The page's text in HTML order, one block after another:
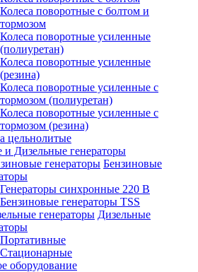
Колеса поворотные с болтом и
тормозом
Колеса поворотные усиленные
(полиуретан)
Колеса поворотные усиленные
(резина)
Колеса поворотные усиленные с
тормозом (полиуретан)
Колеса поворотные усиленные с
тормозом (резина)
цельнолитые
и Дизельные генераторы
Бензиновые
Генераторы синхронные 220 В
Бензиновые генераторы TSS
Дизельные
Портативные
Стационарные
оборудование